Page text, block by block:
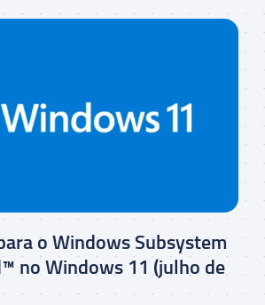
o Windows Subsystem
no Windows 11 (julho de